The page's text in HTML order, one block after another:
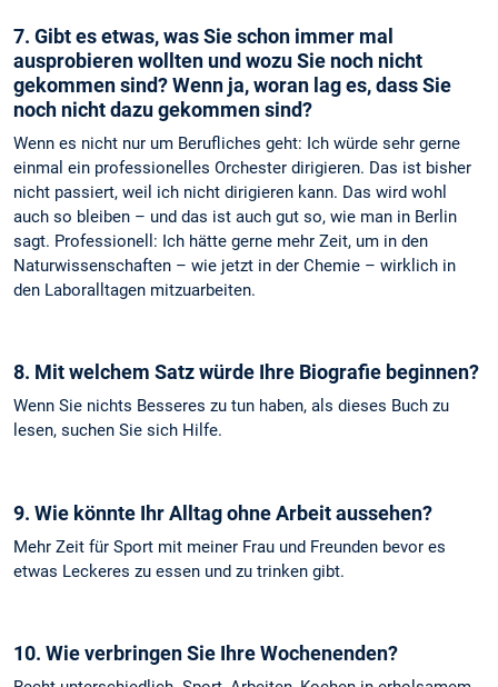
7. Gibt es etwas, was Sie schon immer mal
ausprobieren wollten und wozu Sie noch nicht
gekommen sind? Wenn ja, woran lag es, dass Sie
noch nicht dazu gekommen sind?
Wenn es nicht nur um Berufliches geht: Ich würde sehr gerne
einmal ein professionelles Orchester dirigieren. Das ist bisher
nicht passiert, weil ich nicht dirigieren kann. Das wird wohl
auch so bleiben – und das ist auch gut so, wie man in Berlin
sagt. Professionell: Ich hätte gerne mehr Zeit, um in den
Naturwissenschaften – wie jetzt in der Chemie – wirklich in
den Laboralltagen mitzuarbeiten.
8. Mit welchem Satz würde Ihre Biografie beginnen?
Wenn Sie nichts Besseres zu tun haben, als dieses Buch zu
lesen, suchen Sie sich Hilfe.
9. Wie könnte Ihr Alltag ohne Arbeit aussehen?
Mehr Zeit für Sport mit meiner Frau und Freunden bevor es
etwas Leckeres zu essen und zu trinken gibt.
10. Wie verbringen Sie Ihre Wochenenden?